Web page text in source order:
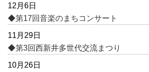
12月6日
◆第17回音楽のまちコンサート
11月29日
◆第3回西新井多世代交流まつり
10月26日